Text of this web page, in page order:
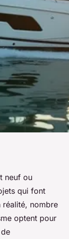
de
neuf ou
qui font
réalité, nombre
optent pour